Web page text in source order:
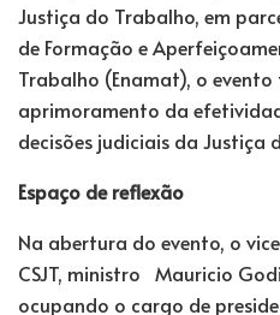
Justiça do Trabalho, em
de Formação e
Trabalho (Enamat), o
aprimoramento da
decisões judiciais da Justiça
Espaço de reflexão
Na abertura do evento, o
CSJT, ministro Mauricio
ocupando o cargo de